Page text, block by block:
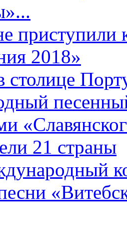
приступили
2018»
21 страны